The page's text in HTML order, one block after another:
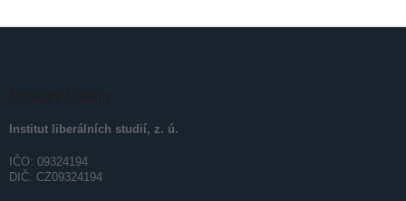
Institut liberálních studií, z. ú.
IČO: 09324194
DIČ: CZ09324194